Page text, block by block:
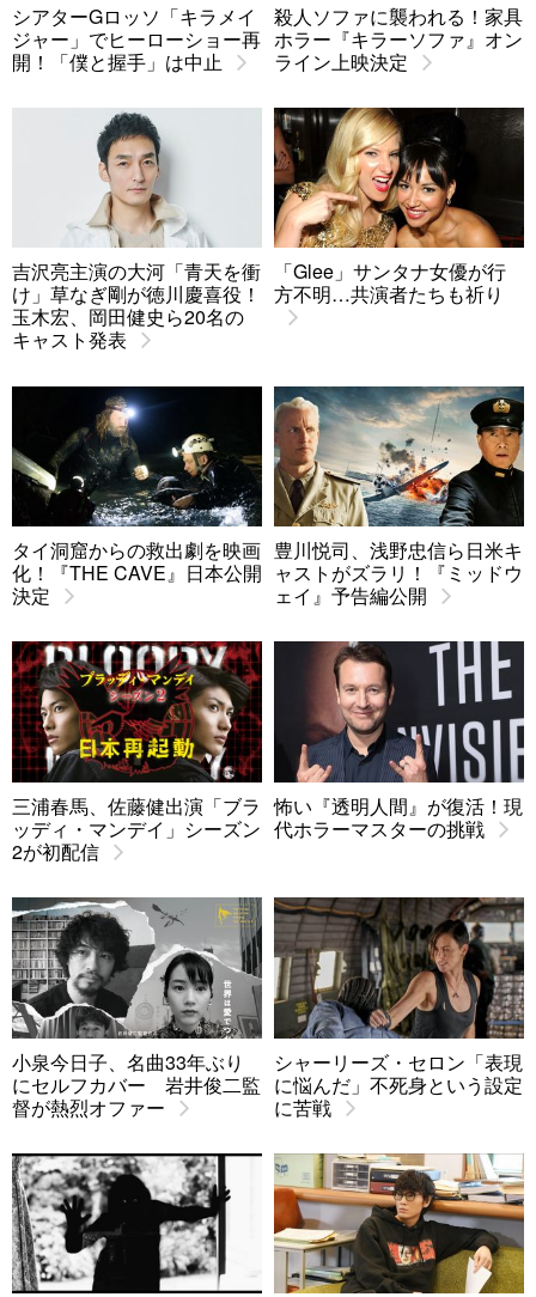
シアターGロッソ「キラメイ
ジャー」でヒーローショー再
開！「僕と握手」は中止
殺人ソファに襲われる！家具
ホラー『キラーソファ』オン
ライン上映決定
吉沢亮主演の大河「青天を衝
け」草なぎ剛が徳川慶喜役！
玉木宏、岡田健史ら20名の
キャスト発表
「Glee」サンタナ女優が行
方不明…共演者たちも祈り
タイ洞窟からの救出劇を映画
化！『THE CAVE』日本公開
決定
豊川悦司、浅野忠信ら日米キ
ャストがズラリ！『ミッドウ
ェイ』予告編公開
三浦春馬、佐藤健出演「ブラ
ッディ・マンデイ」シーズン
2が初配信
怖い『透明人間』が復活！現
代ホラーマスターの挑戦
小泉今日子、名曲33年ぶり
にセルフカバー 岩井俊二監
督が熱烈オファー
シャーリーズ・セロン「表現
に悩んだ」不死身という設定
に苦戦